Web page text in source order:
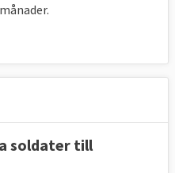
och
ska bidra
flyktingar man
till att avvisa)
dels av
Länder som
soldater till